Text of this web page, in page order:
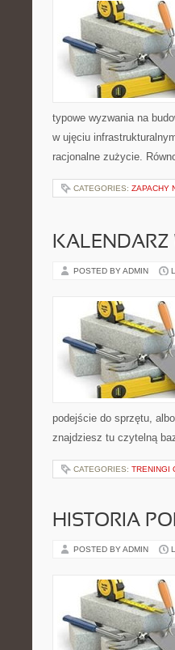
typowe wyzwania na
w ujęciu
racjonalne zużycie.
CATEGORIES: ZAPACHY
KALENDARZ
POSTED BY ADMIN
podejście do sprzętu,
znajdziesz tu czytelną
CATEGORIES: TRENINGI
HISTORIA
POSTED BY ADMIN